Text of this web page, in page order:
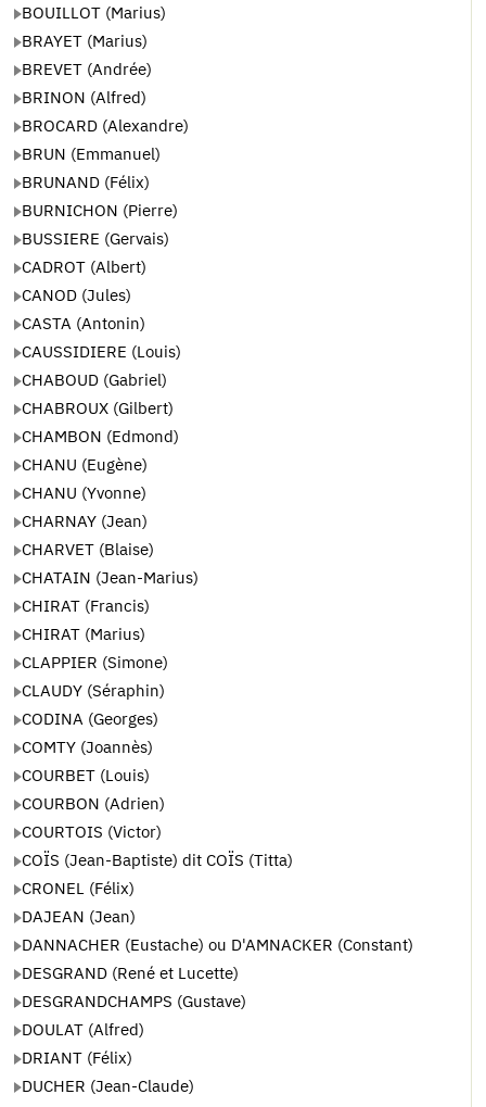
BOUILLOT (Marius)
BRAYET (Marius)
BREVET (Andrée)
BRINON (Alfred)
BROCARD (Alexandre)
BRUN (Emmanuel)
BRUNAND (Félix)
BURNICHON (Pierre)
BUSSIERE (Gervais)
CADROT (Albert)
CANOD (Jules)
CASTA (Antonin)
CAUSSIDIERE (Louis)
CHABOUD (Gabriel)
CHABROUX (Gilbert)
CHAMBON (Edmond)
CHANU (Eugène)
CHANU (Yvonne)
CHARNAY (Jean)
CHARVET (Blaise)
CHATAIN (Jean-Marius)
CHIRAT (Francis)
CHIRAT (Marius)
CLAPPIER (Simone)
CLAUDY (Séraphin)
CODINA (Georges)
COMTY (Joannès)
COURBET (Louis)
COURBON (Adrien)
COURTOIS (Victor)
COÏS (Jean-Baptiste) dit COÏS (Titta)
CRONEL (Félix)
DAJEAN (Jean)
DANNACHER (Eustache) ou D'AMNACKER (Constant)
DESGRAND (René et Lucette)
DESGRANDCHAMPS (Gustave)
DOULAT (Alfred)
DRIANT (Félix)
DUCHER (Jean-Claude)